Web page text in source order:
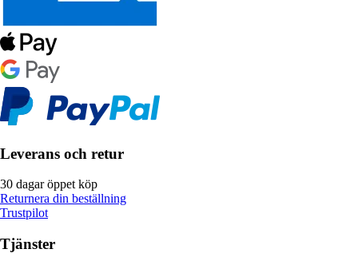
Leverans och retur
30 dagar öppet köp
Returnera din beställning
Trustpilot
Tjänster